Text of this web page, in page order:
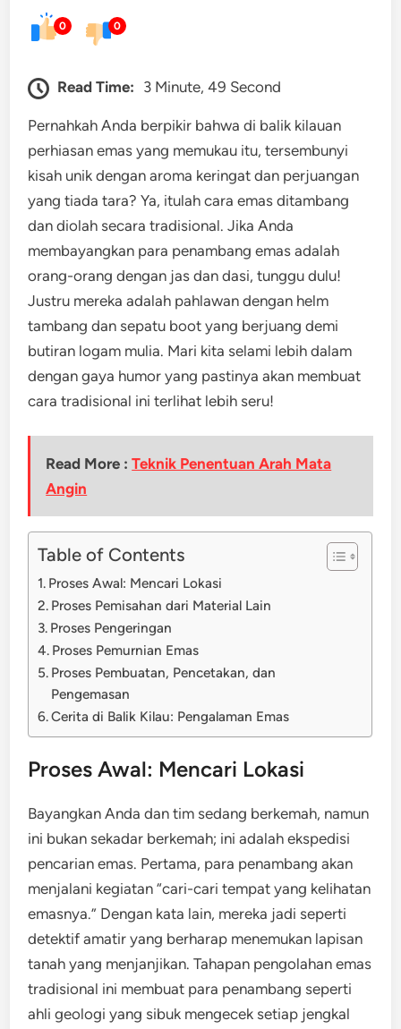
0 0
Read Time: 3 Minute, 49 Second
Pernahkah Anda berpikir bahwa di balik kilauan
perhiasan emas yang memukau itu, tersembunyi
kisah unik dengan aroma keringat dan perjuangan
yang tiada tara? Ya, itulah cara emas ditambang
dan diolah secara tradisional. Jika Anda
membayangkan para penambang emas adalah
orang-orang dengan jas dan dasi, tunggu dulu!
Justru mereka adalah pahlawan dengan helm
tambang dan sepatu boot yang berjuang demi
butiran logam mulia. Mari kita selami lebih dalam
dengan gaya humor yang pastinya akan membuat
cara tradisional ini terlihat lebih seru!
Read More :Teknik Penentuan Arah Mata
Angin
Table of Contents
Proses Awal: Mencari Lokasi
Proses Pemisahan dari Material Lain
Proses Pengeringan
Proses Pemurnian Emas
Proses Pembuatan, Pencetakan, dan
Pengemasan
Cerita di Balik Kilau: Pengalaman Emas
Proses Awal: Mencari Lokasi
Bayangkan Anda dan tim sedang berkemah, namun
ini bukan sekadar berkemah; ini adalah ekspedisi
pencarian emas. Pertama, para penambang akan
menjalani kegiatan “cari-cari tempat yang kelihatan
emasnya.” Dengan kata lain, mereka jadi seperti
detektif amatir yang berharap menemukan lapisan
tanah yang menjanjikan. Tahapan pengolahan emas
tradisional ini membuat para penambang seperti
ahli geologi yang sibuk mengecek setiap jengkal